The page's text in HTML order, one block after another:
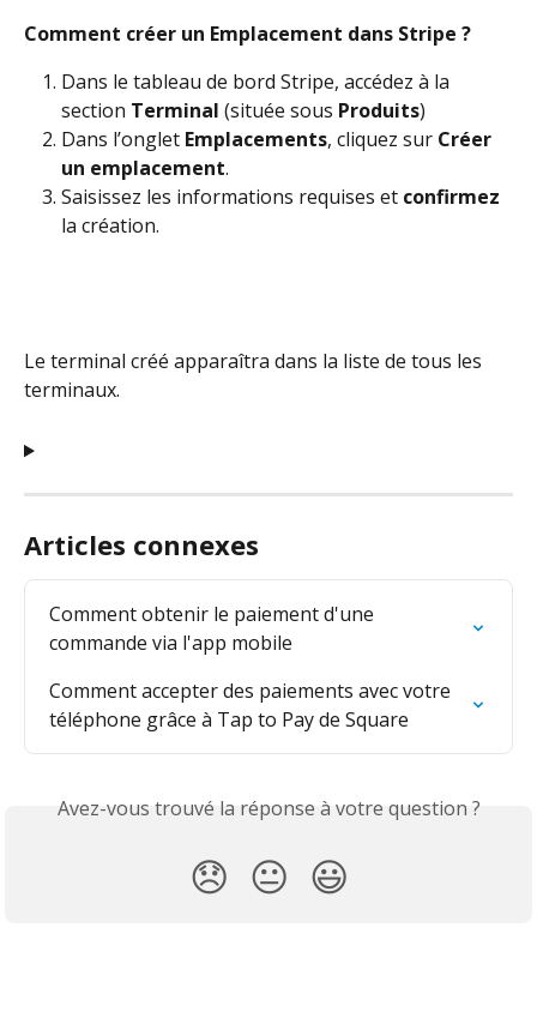
Comment créer un Emplacement dans Stripe ?
Dans le tableau de bord Stripe, accédez à la
section Terminal (située sous Produits)
Dans l’onglet Emplacements, cliquez sur Créer
un emplacement.
Saisissez les informations requises et confirmez
la création.
Le terminal créé apparaîtra dans la liste de tous les
terminaux.
Articles connexes
Comment obtenir le paiement d'une
commande via l'app mobile
Comment accepter des paiements avec votre
téléphone grâce à Tap to Pay de Square
Avez-vous trouvé la réponse à votre question ?
😞 😐 😃